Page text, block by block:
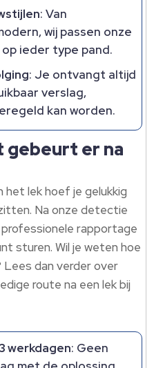
: Van
wij passen onze
ieder type pand.
: Je ontvangt altijd
verslag,
kan worden.
gebeurt er na
het lek hoef je gelukkig
Na onze detectie
rapportage
sturen. Wil je weten hoe
dan verder over
route na een lek bij
werkdagen: Geen